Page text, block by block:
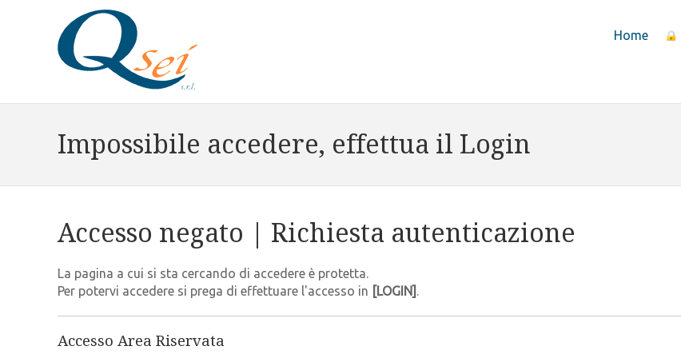
Home
Impossibile accedere, effettua il Login
Accesso negato | Richiesta autenticazione
La pagina a cui si sta cercando di accedere è protetta.
Per potervi accedere si prega di effettuare l'accesso in [LOGIN] .
Accesso Area Riservata